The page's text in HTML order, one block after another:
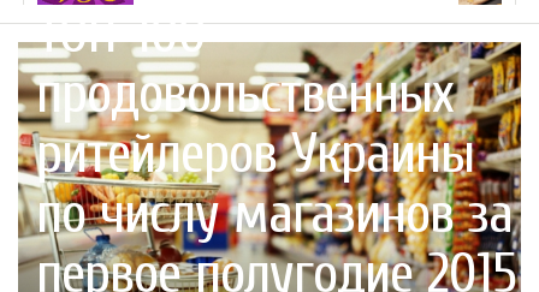
ТОП-100
продовольственных
ритейлеров Украины
по числу магазинов за
первое полугодие 2015